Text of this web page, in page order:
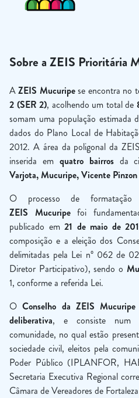
Sobre a ZEIS Prioritária
AZEIS Mucuripese encontra no
2 (SER 2), acolhendo um total de
somam uma população estimada
dados do Plano Local de
2012. A área da poligonal da
inserida em quatro bairrosda
Varjota, Mucuripe, Vicente Pinzon
O processo de
ZEIS Mucuripefoi
publicado em21 de maio de
composição e a eleição dos
delimitadas pela Lei nº 062 de
Diretor Participativo), sendo o
1, conforme a referida Lei.
O Conselho da ZEIS Mucuripe
deliberativa, e consiste num
comunidade, no qual estão
sociedade civil, eleitos pela
Poder Público (IPLANFOR,
Secretaria Executiva Regional
Câmara de Vereadores de Fortaleza